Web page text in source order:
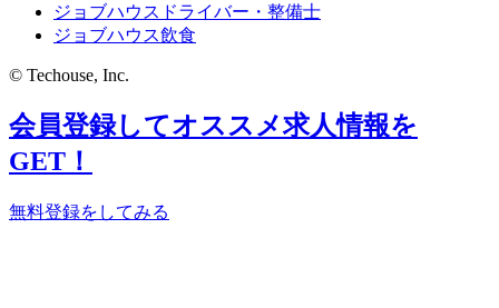
ジョブハウスドライバー・整備士
ジョブハウス飲食
© Techouse, Inc.
会員登録してオススメ求人情報を
GET！
無料登録をしてみる